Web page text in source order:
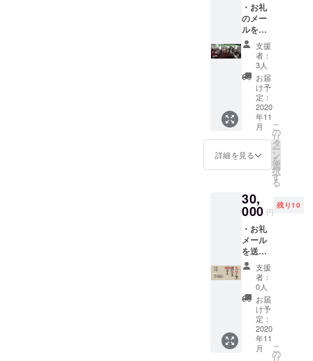
・お礼
のメー
ルを送
付しま
す。 ・
支援を
受けた
ミャン
マー人
からの
お礼
メッ
セージ
レター
を送付
リンク
トゥ
ミャン
マーの
イベン
ト一回
無料ご
招待し
ます。
（開催
日：
2020年
12月
頃 場
所：横
支援
者：
3人
お届
け予
定：
2020
年11
月
詳細を見る
こ
の
リ
タ
ー
ン
を
選
択
す
る
30,
000 円
残り10
・お礼
メール
を送付
しま
す。 ・
支援を
受けた
ミャン
マー人
からの
お礼
メッ
支援
者：
0人
お届
け予
定：
2020
年11
月
こ
の